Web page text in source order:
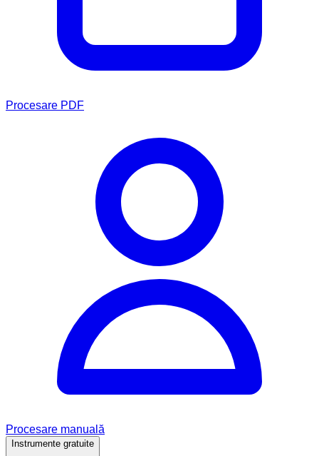
Procesare PDF
Procesare manuală
Instrumente gratuite